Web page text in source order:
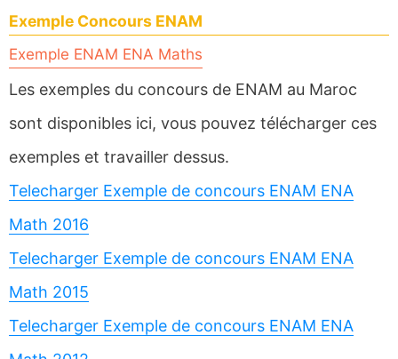
Exemple Concours ENAM
Exemple ENAM ENA Maths
Les exemples du concours de ENAM au Maroc
sont disponibles ici, vous pouvez télécharger ces
exemples et travailler dessus.
Telecharger Exemple de concours ENAM ENA
Math 2016
Telecharger Exemple de concours ENAM ENA
Math 2015
Telecharger Exemple de concours ENAM ENA